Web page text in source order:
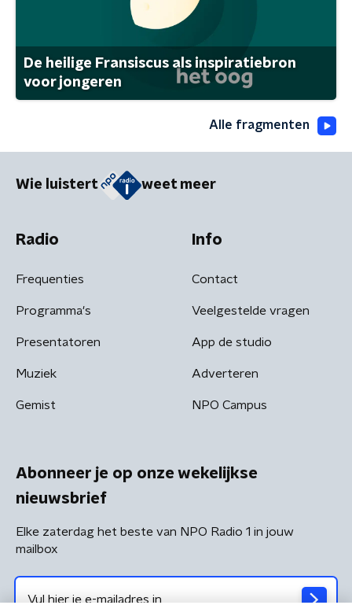
De heilige Fransiscus als inspiratiebron
voor jongeren
Alle fragmenten
Wie luistert weet meer
Radio
Frequenties
Programma's
Presentatoren
Muziek
Gemist
Info
Contact
Veelgestelde vragen
App de studio
Adverteren
NPO Campus
Abonneer je op onze wekelijkse
nieuwsbrief
Elke zaterdag het beste van NPO Radio 1 in jouw
mailbox